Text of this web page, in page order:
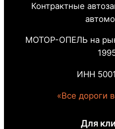
Контрактные
МОТОР-ОПЕЛЬ на
ИНН
«Все дороги
Для